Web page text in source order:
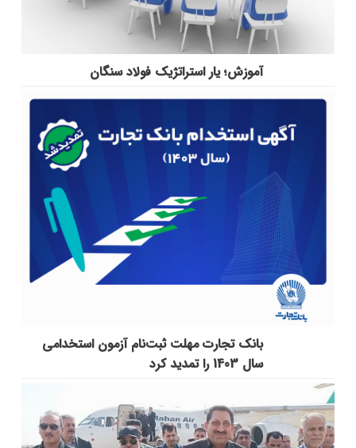
آموزش؛ یار استراتژیک فولاد سنگان
بانک تجارت مهلت ثبت‌نام آزمون استخدامی
سال 1403 را تمدید کرد